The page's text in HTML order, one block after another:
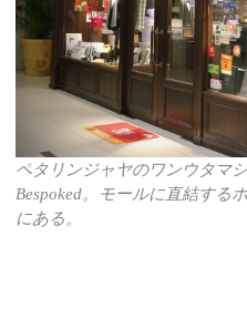
ペタリンジャヤのワンウタマ
Bespoked。モールに直結する
にある。